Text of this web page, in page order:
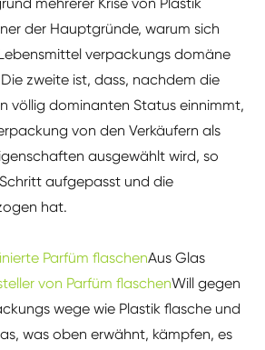
der Hauptgründe, warum sich
verpackungs domäne
zweite ist, dass, nachdem die
völlig dominanten Status einnimmt,
von den Verkäufern als
ausgewählt wird, so
aufgepasst und die
hat.
Parfüm flaschenAus Glas
von Parfüm flaschenWill gegen
wege wie Plastik flasche und
was oben erwähnt, kämpfen, es